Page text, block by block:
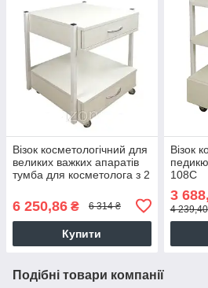
Візок косметологічний для
великих важких апаратів
тумба для косметолога з 2
108E
6 250,86 ₴ 6 314 ₴
Купити
Візок
108C
3
4
Подібні товари компанії